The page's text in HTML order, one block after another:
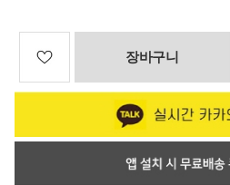
장바구니